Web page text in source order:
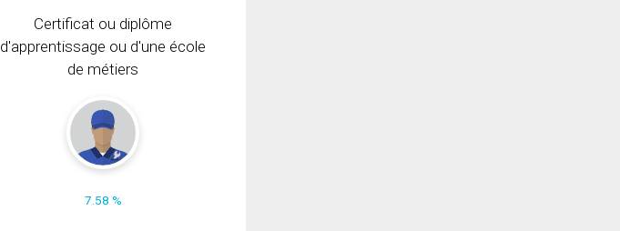
Certificat ou diplôme
d'apprentissage ou d'une école
de métiers
7.58 %